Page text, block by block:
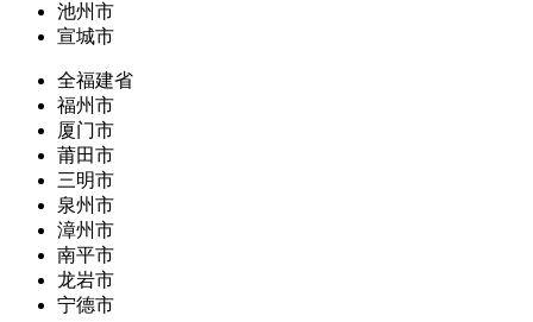
池州市
宣城市
全福建省
福州市
厦门市
莆田市
三明市
泉州市
漳州市
南平市
龙岩市
宁德市